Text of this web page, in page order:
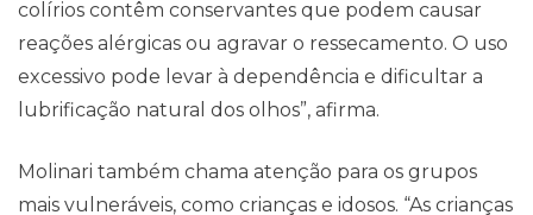
colírios contêm conservantes que podem causar
reações alérgicas ou agravar o ressecamento. O uso
excessivo pode levar à dependência e dificultar a
lubrificação natural dos olhos”, afirma.
Molinari também chama atenção para os grupos
mais vulneráveis, como crianças e idosos. “As crianças